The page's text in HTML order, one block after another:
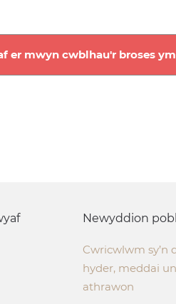
er mwyn cwblhau'r broses
Newyddion
Cwricwlwm sy’n
hyder, meddai
athrawon